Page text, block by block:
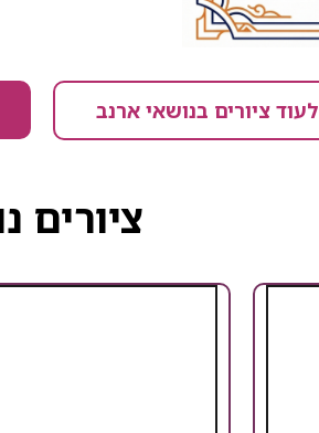
לעוד ציורים בנושאי ארנב
ציורים